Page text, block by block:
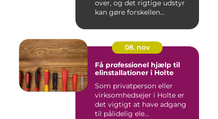
over, og det rigtige udstyr
kan gøre forskellen...
08. nov
Få professionel hjælp til
elinstallationer i Holte
Som privatperson eller
virksomhedsejer i Holte er
det vigtigt at have adgang
til pålidelig ele...